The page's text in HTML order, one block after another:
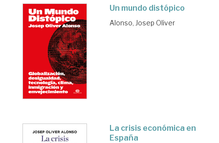
Un mundo distópico
Alonso, Josep Oliver
La crisis económica en
España